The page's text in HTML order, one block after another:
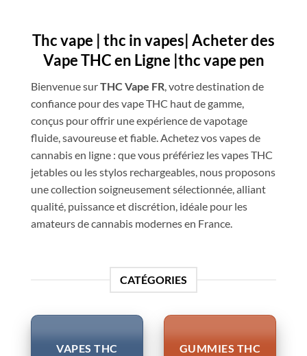
Thc vape | thc in vapes| Acheter des
Vape THC en Ligne |thc vape pen
Bienvenue surTHC Vape FR , votre destination de
confiance pour des vape THC haut de gamme,
conçus pour offrir une expérience de vapotage
fluide, savoureuse et fiable. Achetez vos vapes de
cannabis en ligne : que vous préfériez les vapes THC
jetables ou les stylos rechargeables, nous proposons
une collection soigneusement sélectionnée, alliant
qualité, puissance et discrétion, idéale pour les
amateurs de cannabis modernes en France.
CATÉGORIES
VAPES THC GUMMIES THC